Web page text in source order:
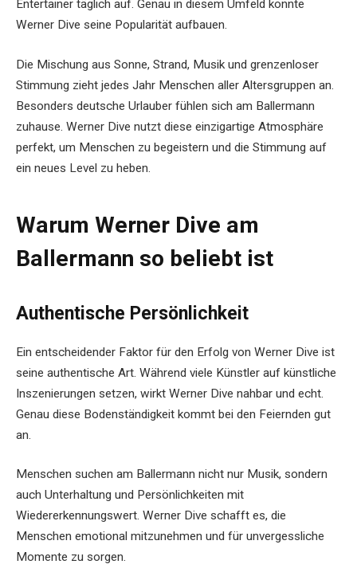
Entertainer täglich auf. Genau in diesem Umfeld konnte
Werner Dive seine Popularität aufbauen.
Die Mischung aus Sonne, Strand, Musik und grenzenloser
Stimmung zieht jedes Jahr Menschen aller Altersgruppen an.
Besonders deutsche Urlauber fühlen sich am Ballermann
zuhause. Werner Dive nutzt diese einzigartige Atmosphäre
perfekt, um Menschen zu begeistern und die Stimmung auf
ein neues Level zu heben.
Warum Werner Dive am
Ballermann so beliebt ist
Authentische Persönlichkeit
Ein entscheidender Faktor für den Erfolg von Werner Dive ist
seine authentische Art. Während viele Künstler auf künstliche
Inszenierungen setzen, wirkt Werner Dive nahbar und echt.
Genau diese Bodenständigkeit kommt bei den Feiernden gut
an.
Menschen suchen am Ballermann nicht nur Musik, sondern
auch Unterhaltung und Persönlichkeiten mit
Wiedererkennungswert. Werner Dive schafft es, die
Menschen emotional mitzunehmen und für unvergessliche
Momente zu sorgen.